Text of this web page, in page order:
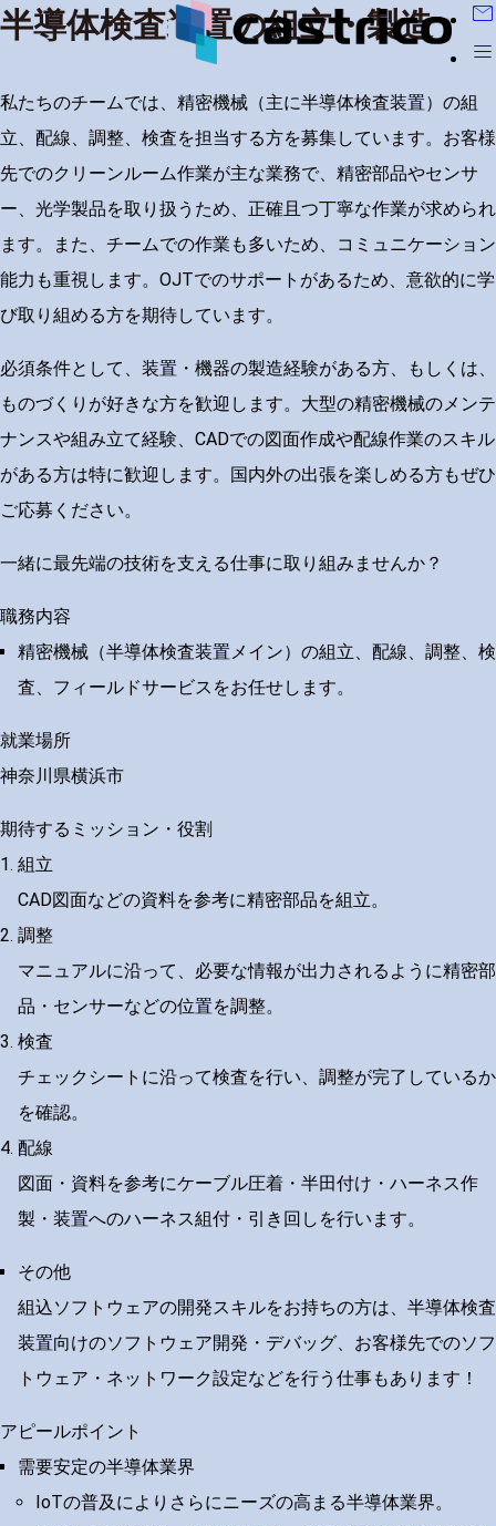
mail
menu
半導体検査装置の組立・製造
私たちのチームでは、精密機械（主に半導体検査装置）の組
立、配線、調整、検査を担当する方を募集しています。お客様
先でのクリーンルーム作業が主な業務で、精密部品やセンサ
ー、光学製品を取り扱うため、正確且つ丁寧な作業が求められ
ます。また、チームでの作業も多いため、コミュニケーション
能力も重視します。OJTでのサポートがあるため、意欲的に学
び取り組める方を期待しています。
必須条件として、装置・機器の製造経験がある方、
もしくは、
ものづくりが好きな方を歓迎します。大型の精密機械のメンテ
ナンスや組み立て経験、CADでの図面作成や配線作業のスキル
がある方は特に歓迎します。国内外の出張を楽しめる方もぜひ
ご応募ください。
一緒に最先端の技術を支える仕事に取り組みませんか？
職務内容
精密機械（半導体検査装置メイン）の組立、配線、調整、検
査、フィールドサービスをお任せします。
就業場所
神奈川県横浜市
期待するミッション・役割
組立
CAD図面などの資料を参考に精密部品を組立。
調整
マニュアルに沿って、必要な情報が出力されるように精密部
品・センサーなどの位置を調整。
検査
チェックシートに沿って検査を行い、調整が完了しているか
を確認。
配線
図面・資料を参考にケーブル圧着・半田付け・ハーネス作
製・装置へのハーネス組付・引き回しを行います。
その他
組込ソフトウェアの開発スキルをお持ちの方は、半導体検査
装置向けのソフトウェア開発・デバッグ、お客様先でのソフ
トウェア・ネットワーク設定などを行う仕事もあります！
アピールポイント
需要安定の半導体業界
IoTの普及によりさらにニーズの高まる半導体業界。